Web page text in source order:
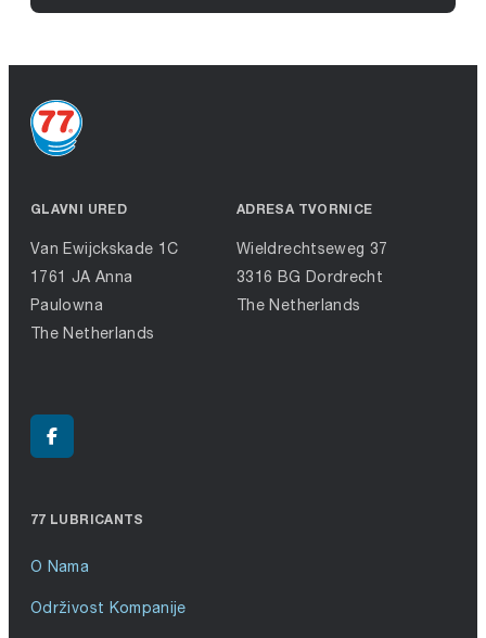
GLAVNI URED
Van Ewijckskade 1C
1761 JA Anna
Paulowna
The Netherlands
ADRESA TVORNICE
Wieldrechtseweg 37
3316 BG Dordrecht
The Netherlands
77 LUBRICANTS
O Nama
Održivost Kompanije